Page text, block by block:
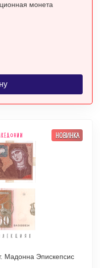
/ коллекционная монета
НОВИНКА
Мадонна Эпискепсис